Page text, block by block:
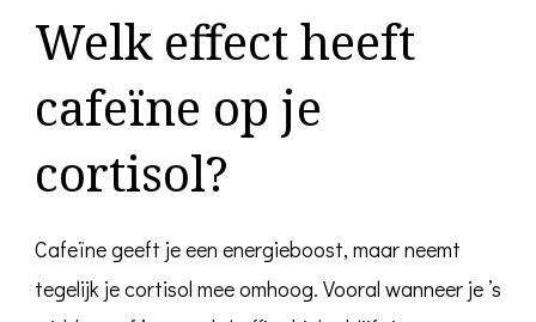
Welk effect heeft
cafeïne op je
cortisol?
Cafeïne geeft je een energieboost, maar neemt
tegelijk je cortisol mee omhoog. Vooral wanneer je ’s